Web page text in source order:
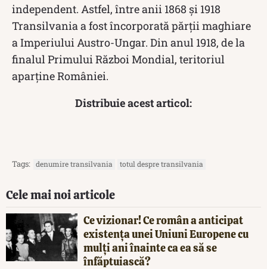
independent. Astfel, între anii 1868 și 1918
Transilvania a fost încorporată părții maghiare
a Imperiului Austro-Ungar. Din anul 1918, de la
finalul Primului Război Mondial, teritoriul
aparține României.
Distribuie acest articol:
Tags: denumire transilvania totul despre transilvania
Cele mai noi articole
Ce vizionar! Ce român a anticipat
existența unei Uniuni Europene cu
mulți ani înainte ca ea să se
înfăptuiască?